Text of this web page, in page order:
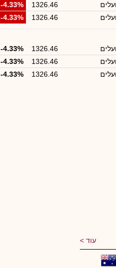
1326.46
-4.33%
1326.46
-4.33%
1326.46
-4.33%
1326.46
-4.33%
1326.46
-4.33%
עוד